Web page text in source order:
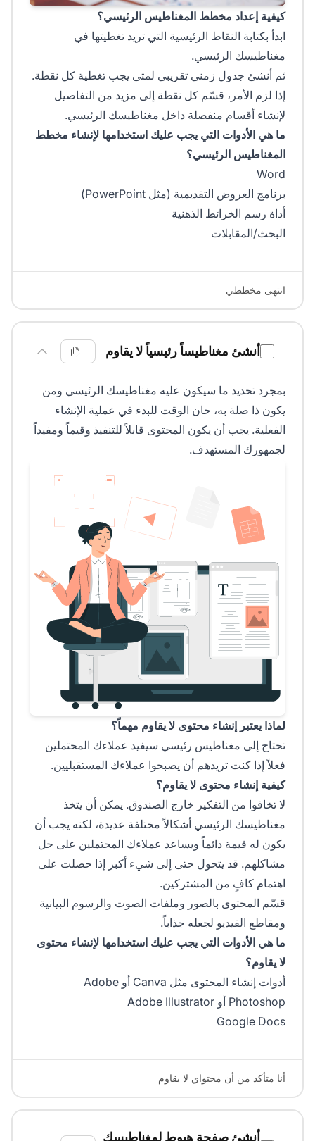
كيفية إعداد مخطط المغناطيس الرئيسي؟
ابدأ بكتابة النقاط الرئيسية التي تريد تغطيتها في
مغناطيسك الرئيسي.
ثم أنشئ جدول زمني تقريبي لمتى يجب تغطية كل نقطة.
إذا لزم الأمر، قسّم كل نقطة إلى مزيد من التفاصيل
لإنشاء أقسام منفصلة داخل مغناطيسك الرئيسي.
ما هي الأدوات التي يجب عليك استخدامها لإنشاء مخطط
المغناطيس الرئيسي؟
Word
برنامج العروض التقديمية (مثل PowerPoint)
أداة رسم الخرائط الذهنية
البحث/المقابلات
انتهى مخططي
أنشئ مغناطيساً رئيسياً لا يقاوم
بمجرد تحديد ما سيكون عليه مغناطيسك الرئيسي ومن
يكون ذا صلة به، حان الوقت للبدء في عملية الإنشاء
الفعلية. يجب أن يكون المحتوى قابلاً للتنفيذ وقيماً ومفيداً
لجمهورك المستهدف.
لماذا يعتبر إنشاء محتوى لا يقاوم مهماً؟
تحتاج إلى مغناطيس رئيسي سيفيد عملاءك المحتملين
فعلاً إذا كنت تريدهم أن يصبحوا عملاءك المستقبليين.
كيفية إنشاء محتوى لا يقاوم؟
لا تخافوا من التفكير خارج الصندوق. يمكن أن يتخذ
مغناطيسك الرئيسي أشكالاً مختلفة عديدة، لكنه يجب أن
يكون له قيمة دائماً ويساعد عملاءك المحتملين على حل
مشاكلهم. قد يتحول حتى إلى شيء أكبر إذا حصلت على
اهتمام كافٍ من المشتركين.
قسّم المحتوى بالصور وملفات الصوت والرسوم البيانية
ومقاطع الفيديو لجعله جذاباً.
ما هي الأدوات التي يجب عليك استخدامها لإنشاء محتوى
لا يقاوم؟
أدوات إنشاء المحتوى مثل Canva أو Adobe
Photoshop أو Adobe Illustrator
Google Docs
أنا متأكد من أن محتواي لا يقاوم
أنشئ صفحة هبوط لمغناطيسك